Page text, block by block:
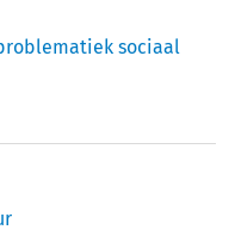
sociaal